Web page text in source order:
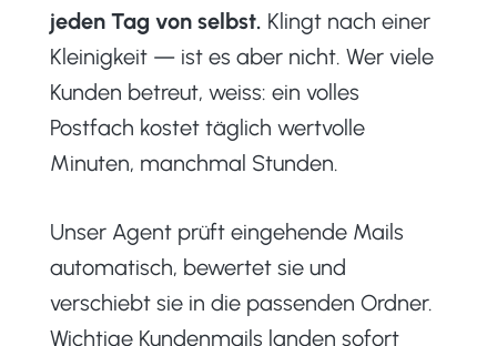
jeden Tag von selbst. Klingt nach einer
Kleinigkeit — ist es aber nicht. Wer viele
Kunden betreut, weiss: ein volles
Postfach kostet täglich wertvolle
Minuten, manchmal Stunden.
Unser Agent prüft eingehende Mails
automatisch, bewertet sie und
verschiebt sie in die passenden Ordner.
Wichtige Kundenmails landen sofort